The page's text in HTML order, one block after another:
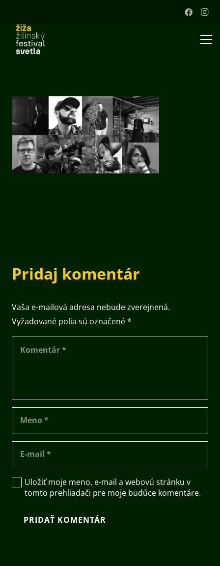
Pridaj komentár
Vaša e-mailová adresa nebude zverejnená.
Vyžadované polia sú označené*
Uložiť moje meno, e-mail a webovú stránku v
tomto prehliadači pre moje budúce komentáre.
PRIDAŤ KOMENTÁR